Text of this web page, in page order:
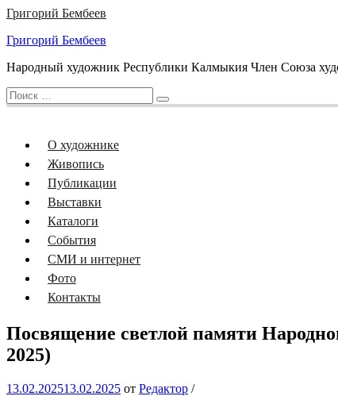
Перейти
содержанию
Григорий Бембеев
Григорий Бембеев
Народный художник Республики Калмыкия Член Союза
Искать:
Поиск
О художнике
Живопись
Публикации
Выставки
Каталоги
События
СМИ и интернет
Фото
Контакты
Посвящение светлой памяти
2025)
13.02.202513.02.2025 от Редактор /